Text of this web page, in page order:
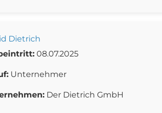
Dietrich
08.07.2025
Unternehmer
Der Dietrich GmbH